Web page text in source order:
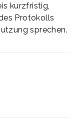
kurzfristig,
Protokolls
sprechen.